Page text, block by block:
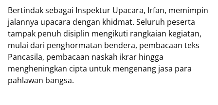
Bertindak sebagai Inspektur Upacara, Irfan, memimpin
jalannya upacara dengan khidmat. Seluruh peserta
tampak penuh disiplin mengikuti rangkaian kegiatan,
mulai dari penghormatan bendera, pembacaan teks
Pancasila, pembacaan naskah ikrar hingga
mengheningkan cipta untuk mengenang jasa para
pahlawan bangsa.